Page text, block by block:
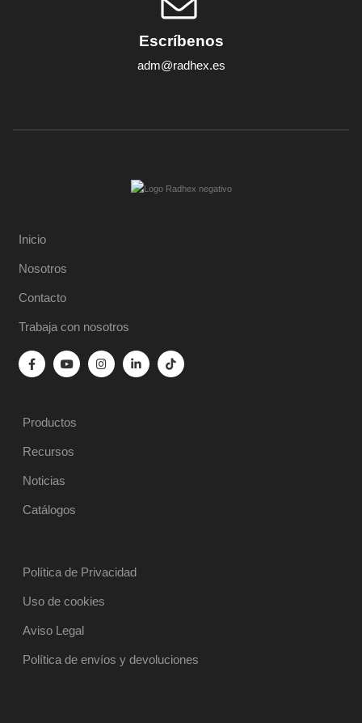
Escríbenos
adm@radhex.es
Inicio
Nosotros
Contacto
Trabaja con nosotros
Productos
Recursos
Noticias
Catálogos
Política de Privacidad
Uso de cookies
Aviso Legal
Política de envíos y devoluciones